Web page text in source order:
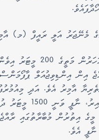
މެނޭޖަރު އަލީ ރައީފް (މ)
މުބާރާތުގެ ފިރިހެން
އިން އިންޑިވިޖުއަލް
މީގެ އިތުރުން މުބާރާތުގައި
އެވެ.